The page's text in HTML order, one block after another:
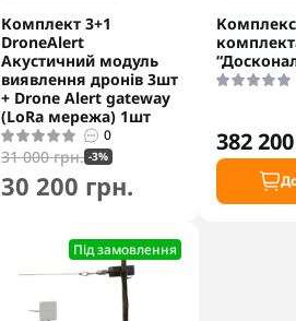
Комплект 3+1
DroneAlert
Акустичний модуль
виявлення дронів 3шт
+ Drone Alert gateway
(LoRa мережа) 1шт
0
31 000 грн. -3%
30 200 грн.
382
Під замовлення